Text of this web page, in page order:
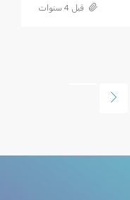
قبل 4 سنوات